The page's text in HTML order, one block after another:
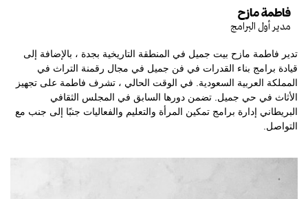
فاطمة مازح
مدير أول البرامج
تدير فاطمة مازح بيت جميل في المنطقة التاريخية بجدة ، بالإضافة إلى
قيادة برامج بناء القدرات في فن جميل في مجال رقمنة التراث في
المملكة العربية السعودية. في الوقت الحالي ، تشرف فاطمة على تجهيز
الأثاث في حي جميل. تضمن دورها السابق في المجلس الثقافي
البريطاني إدارة برامج تمكين المرأة والتعليم والفعاليات جنبًا إلى جنب مع
التواصل.